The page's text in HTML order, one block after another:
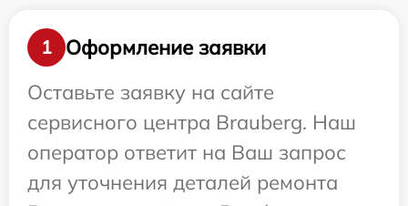
1
Оформление заявки
Оставьте заявку на сайте
сервисного центра Brauberg. Наш
оператор ответит на Ваш запрос
для уточнения деталей ремонта